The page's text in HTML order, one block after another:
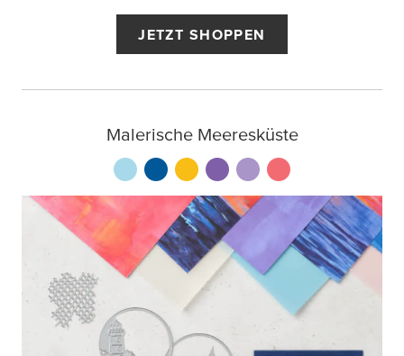
JETZT SHOPPEN
Malerische Meeresküste